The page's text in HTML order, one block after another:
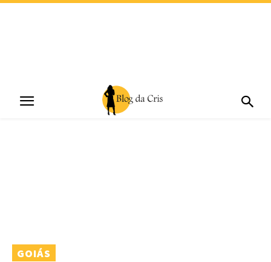
GOIÁS